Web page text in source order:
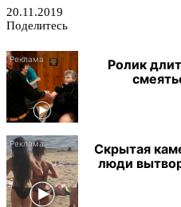
20.11.2019
Поделитесь
Ролик
Скрытая
люди